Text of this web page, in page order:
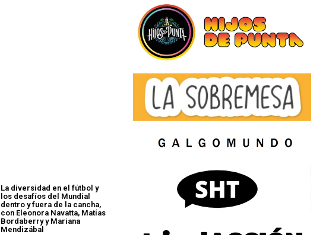
La diversidad en el fútbol y
los desafíos del Mundial
dentro y fuera de la cancha,
con Eleonora Navatta, Matías
Bordaberry y Mariana
Mendizábal